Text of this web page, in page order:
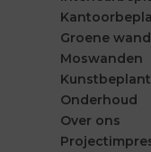
Groene
Moswanden
Onderhoud
Over ons